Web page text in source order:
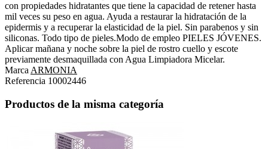
con propiedades hidratantes que tiene la capacidad de retener hasta
mil veces su peso en agua. Ayuda a restaurar la hidratación de la
epidermis y a recuperar la elasticidad de la piel. Sin parabenos y sin
siliconas. Todo tipo de pieles.Modo de empleo PIELES JÓVENES.
Aplicar mañana y noche sobre la piel de rostro cuello y escote
previamente desmaquillada con Agua Limpiadora Micelar.
Marca ARMONIA
Referencia 10002446
Productos de la misma categoría